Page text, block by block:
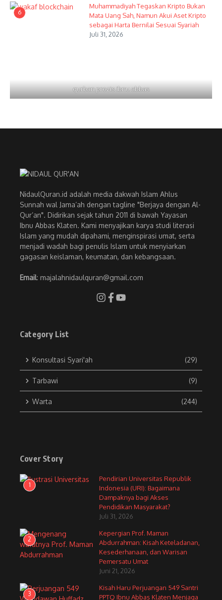
6
Muhammadiyah Tegaskan Kripto Bukan
Mata Uang Sah, Namun Akui Aset Kripto
sebagai Harta Bernilai Sesuai Syariah
Juli 31, 2026
qurban prozis ibnu abbas
NidaulQuran.id adalah media dakwah Islam Ahlus
Sunnah wal Jama’ah dengan tagline "Berjaya dengan Al-
Qur’an". Didirikan sejak tahun 2011 di bawah Yayasan
Ibnu Abbas Klaten. Kami menyajikan karya studi literasi
Islam yang mudah dipahami, menginspirasi umat, serta
menjadi wadah bagi penulis Islam untuk menyiarkan
gagasan keislaman, keumatan, dan kebangsaan.
Email: majalahnidaulquran@gmail.com
Category List
Konsultasi Syari'ah (29)
Tarbawi (9)
Warta (244)
Cover Story
1
Pendirian Universitas Republik
Indonesia (URI): Bagaimana
Dampaknya bagi Akses
Pendidikan Masyarakat?
Juli 31, 2026
2
Kepergian Prof. Maman
Abdurrahman: Kisah Keteladanan,
Kesederhanaan, dan Warisan
Pemersatu Umat
Juni 21, 2026
3
Kisah Haru Perjuangan 549 Santri
PPTQ Ibnu Abbas Klaten Menjaga